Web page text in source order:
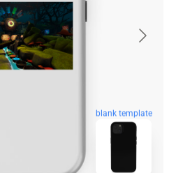
blank template